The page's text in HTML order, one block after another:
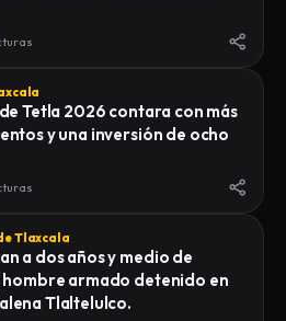
Tetla 2026 contara con más
y una inversión de ocho
Tlaxcala
a dos años y medio de
hombre armado detenido en
Tlaltelulco.